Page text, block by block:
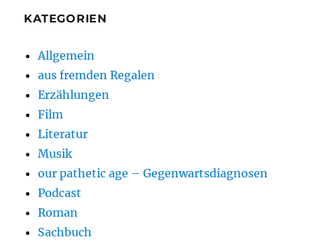
KATEGORIEN
Allgemein
aus fremden Regalen
Erzählungen
Film
Literatur
Musik
our pathetic age – Gegenwartsdiagnosen
Podcast
Roman
Sachbuch